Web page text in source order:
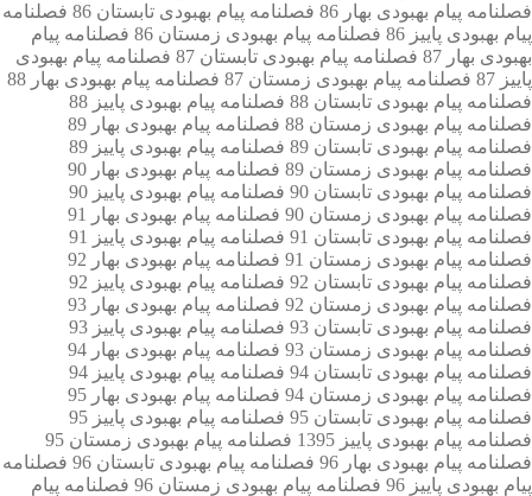
فصلنامه پیام بهبودی بهار 86
فصلنامه پیام بهبودی تابستان 86
فصلنامه
پیام بهبودی پاییز 86
فصلنامه پیام بهبودی زمستان 86
فصلنامه پیام
بهبودی بهار 87
فصلنامه پیام بهبودی تابستان 87
فصلنامه پیام بهبودی
پاییز 87
فصلنامه پیام بهبودی زمستان 87
فصلنامه پیام بهبودی بهار 88
فصلنامه پیام بهبودی تابستان 88
فصلنامه پیام بهبودی پاییز 88
فصلنامه پیام بهبودی زمستان 88
فصلنامه پیام بهبودی بهار 89
فصلنامه پیام بهبودی تابستان 89
فصلنامه پیام بهبودی پاییز 89
فصلنامه پیام بهبودی زمستان 89
فصلنامه پیام بهبودی بهار 90
فصلنامه پیام بهبودی تابستان 90
فصلنامه پیام بهبودی پاییز 90
فصلنامه پیام بهبودی زمستان 90
فصلنامه پیام بهبودی بهار 91
فصلنامه پیام بهبودی تابستان 91
فصلنامه پیام بهبودی پاییز 91
فصلنامه پیام بهبودی زمستان 91
فصلنامه پیام بهبودی بهار 92
فصلنامه پیام بهبودی تابستان 92
فصلنامه پیام بهبودی پاییز 92
فصلنامه پیام بهبودی زمستان 92
فصلنامه پیام بهبودی بهار 93
فصلنامه پیام بهبودی تابستان 93
فصلنامه پیام بهبودی پاییز 93
فصلنامه پیام بهبودی زمستان 93
فصلنامه پیام بهبودی بهار 94
فصلنامه پیام بهبودی تابستان 94
فصلنامه پیام بهبودی پاییز 94
فصلنامه پیام بهبودی زمستان 94
فصلنامه پیام بهبودی بهار 95
فصلنامه پیام بهبودی تابستان 95
فصلنامه پیام بهبودی پاییز 95
فصلنامه پیام بهبودی پاییز 1395
فصلنامه پیام بهبودی زمستان 95
فصلنامه پیام بهبودی بهار 96
فصلنامه پیام بهبودی تابستان 96
فصلنامه
پیام بهبودی پاییز 96
فصلنامه پیام بهبودی زمستان 96
فصلنامه پیام